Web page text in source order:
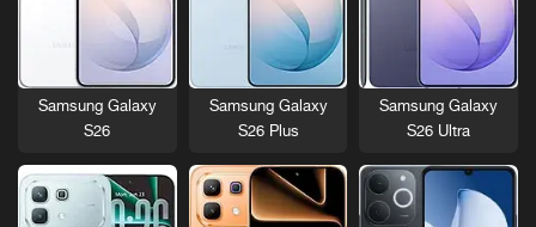
Samsung Galaxy
S26 Ultra
Samsung Galaxy
S26 Plus
Samsung Galaxy
S26